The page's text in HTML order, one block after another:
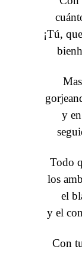
¡Tú,
y
Todo
los
el
y el
Con